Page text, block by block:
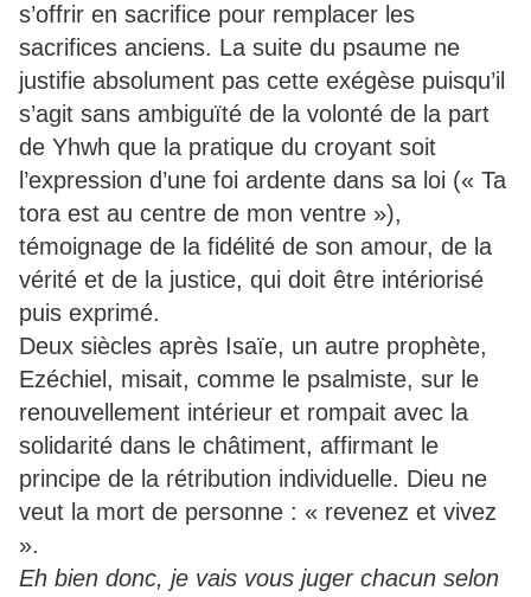
s’offrir en sacrifice pour remplacer les
sacrifices anciens. La suite du psaume ne
justifie absolument pas cette exégèse puisqu’il
s’agit sans ambiguïté de la volonté de la part
de Yhwh que la pratique du croyant soit
l’expression d’une foi ardente dans sa loi (« Ta
tora est au centre de mon ventre »),
témoignage de la fidélité de son amour, de la
vérité et de la justice, qui doit être intériorisé
puis exprimé.
Deux siècles après Isaïe, un autre prophète,
Ezéchiel, misait, comme le psalmiste, sur le
renouvellement intérieur et rompait avec la
solidarité dans le châtiment, affirmant le
principe de la rétribution individuelle. Dieu ne
veut la mort de personne : « revenez et vivez
».
Eh bien donc, je vais vous juger chacun selon